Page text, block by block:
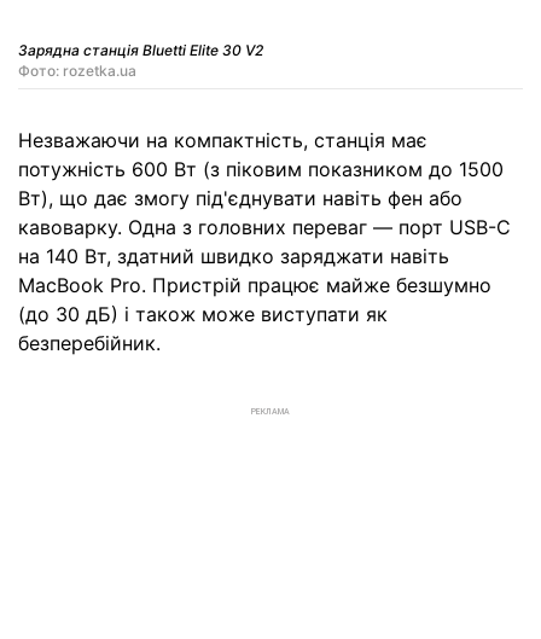
Зарядна станція Bluetti Elite 30 V2
Фото: rozetka.ua
Незважаючи на компактність, станція має
потужність 600 Вт (з піковим показником до 1500
Вт), що дає змогу під'єднувати навіть фен або
кавоварку. Одна з головних переваг — порт USB-C
на 140 Вт, здатний швидко заряджати навіть
MacBook Pro. Пристрій працює майже безшумно
(до 30 дБ) і також може виступати як
безперебійник.
РЕКЛАМА